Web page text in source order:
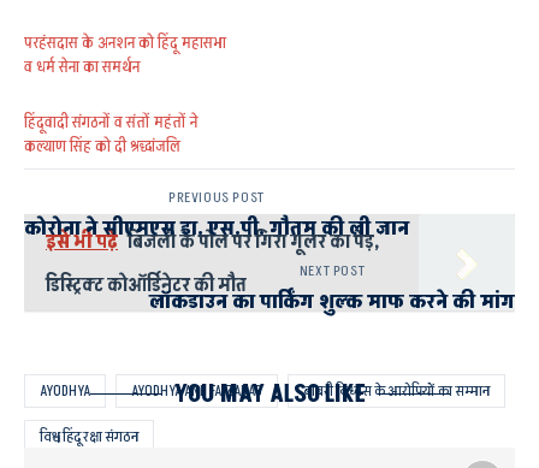
परहंसदास के अनशन को हिंदू महासभा
व धर्म सेना का समर्थन
हिंदूवादी संगठनों व संतों महंतों ने
कल्याण सिंह को दी श्रद्धांजलि
इसे भी पढ़े बिजली के पोल पर गिरा गूलर का पेड़,
डिस्ट्रिक्ट कोऑर्डिनेटर की मौत
AYODHYA AYODHYA AND FAIZABAD बाबरी विध्वंस के आरोपियों का सम्मान
विश्व हिंदू रक्षा संगठन
PREVIOUS POST
कोरोना ने सीएमएस डा. एस.पी. गौतम की ली जान
NEXT POST
लॉकडाउन का पार्किंग शुल्क माफ करने की मांग
YOU MAY ALSO LIKE